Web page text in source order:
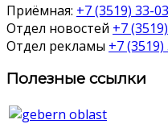
Приёмная: +7 (3519) 33-
Отдел новостей +7
Отдел рекламы +7
Полезные ссылки